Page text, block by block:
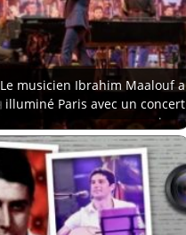
Le musicien Ibrahim Maalouf a
illuminé Paris avec un concert
magique